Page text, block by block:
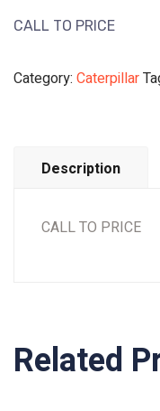
CALL TO PRICE
Category: Caterpillar
Description
CALL TO PRICE
Related